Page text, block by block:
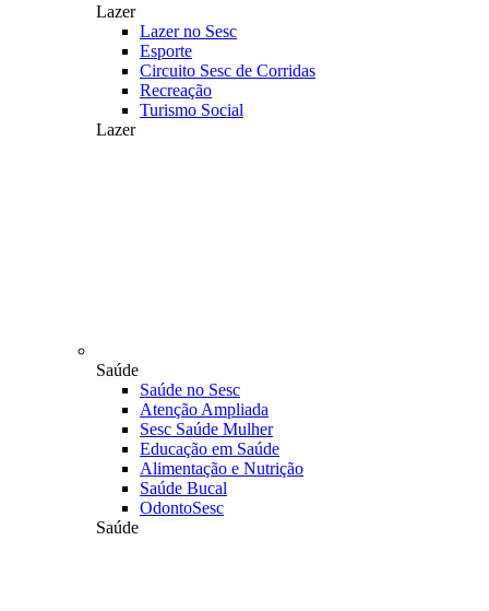
Lazer
Lazer no Sesc
Esporte
Circuito Sesc de Corridas
Recreação
Turismo Social
Lazer
Saúde
Saúde no Sesc
Atenção Ampliada
Sesc Saúde Mulher
Educação em Saúde
Alimentação e Nutrição
Saúde Bucal
OdontoSesc
Saúde